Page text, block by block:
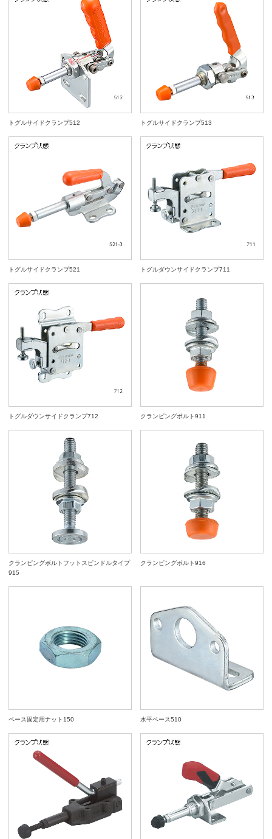
トグルサイドクランプ512 トグルサイドクランプ513
トグルサイドクランプ521 トグルダウンサイドクランプ711
トグルダウンサイドクランプ712 クランピングボルト911
クランピングボルトフットスピンドルタイプ
915
クランピングボルト916
ベース固定用ナット150 水平ベース510